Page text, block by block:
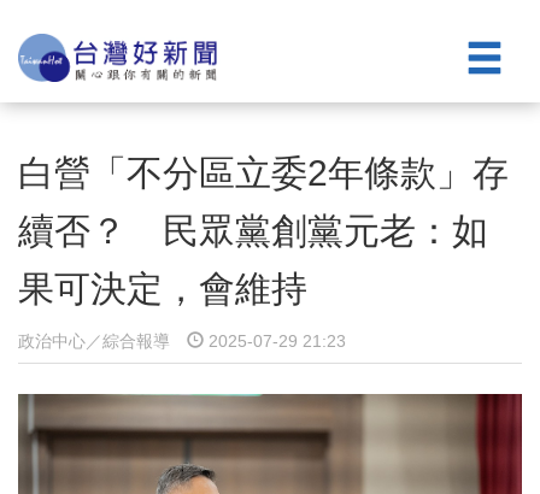
白營「不分區立委2年條款」存
續否？ 民眾黨創黨元老：如
果可決定，會維持
政治中心／綜合報導 2025-07-29 21:23